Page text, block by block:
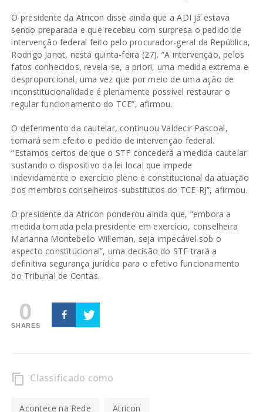
O presidente da Atricon disse ainda que a ADI já estava
sendo preparada e que recebeu com surpresa o pedido de
intervenção federal feito pelo procurador-geral da República,
Rodrigo Janot, nesta quinta-feira (27). “A intervenção, pelos
fatos conhecidos, revela-se, a priori, uma medida extrema e
desproporcional, uma vez que por meio de uma ação de
inconstitucionalidade é plenamente possível restaurar o
regular funcionamento do TCE”, afirmou.
O deferimento da cautelar, continuou Valdecir Pascoal,
tornará sem efeito o pedido de intervenção federal.
“Estamos certos de que o STF concederá a medida cautelar
sustando o dispositivo da lei local que impede
indevidamente o exercício pleno e constitucional da atuação
dos membros conselheiros-substitutos do TCE-RJ”, afirmou.
O presidente da Atricon ponderou ainda que, “embora a
medida tomada pela presidente em exercício, conselheira
Marianna Montebello Willeman, seja impecável sob o
aspecto constitucional”, uma decisão do STF trará a
definitiva segurança jurídica para o efetivo funcionamento
do Tribunal de Contas.⁠⁠⁠⁠
0
SHARES
content_copy Classificado como
Acontece na Rede Atricon